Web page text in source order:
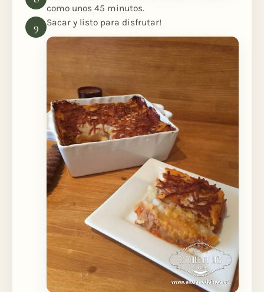
como unos 45 minutos.
Sacar y listo para disfrutar!